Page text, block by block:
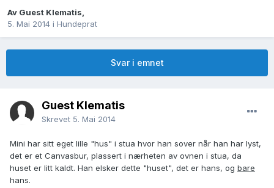
Av Guest Klematis,
5. Mai 2014 i Hundeprat
Svar i emnet
Guest Klematis
Skrevet 5. Mai 2014
Mini har sitt eget lille "hus" i stua hvor han sover når han har lyst,
det er et Canvasbur, plassert i nærheten av ovnen i stua, da
huset er litt kaldt. Han elsker dette "huset", det er hans, og bare
hans.